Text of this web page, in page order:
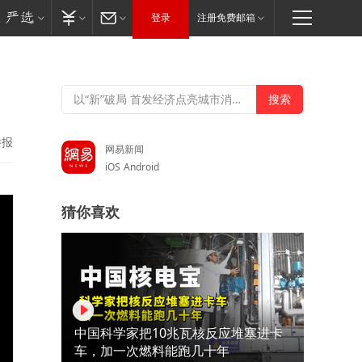
登录 注册免费邮箱
网易新闻
iOS Android
猜你喜欢
中国科学家把10兆瓦核反应堆塞进卡
车，加一次燃料能跑几十年